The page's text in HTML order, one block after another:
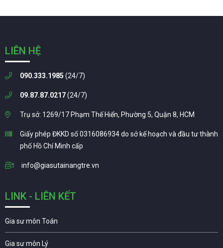
LIÊN HỆ
090.333.1985 (24/7)
09.87.87.0217(24/7)
Trụ sở: 1269/17 Phạm Thế Hiển, Phường 5, Quận 8, HCM
Giấy phép ĐKKD số 0316086934 do sở kế hoạch và đầu tư thành
phố Hồ Chí Minh cấp
info@giasutainangtre.vn
LINK - LIÊN KẾT
Gia sư môn Toán
Gia sư môn Lý